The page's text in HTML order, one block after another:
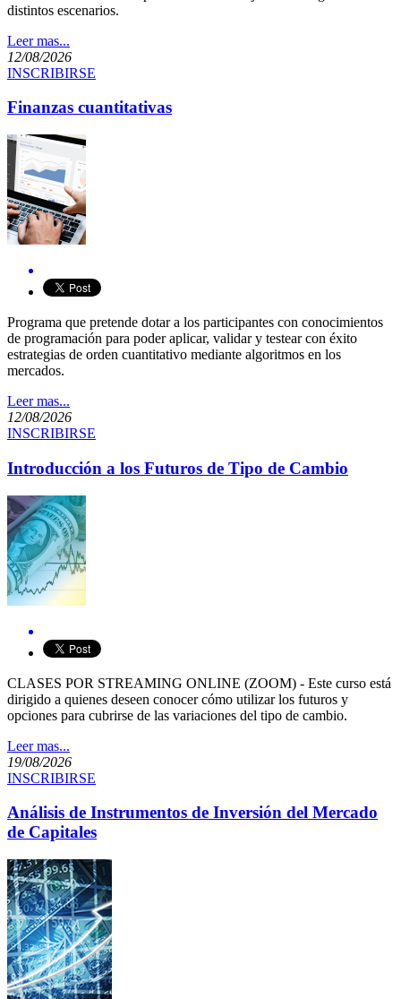
distintos escenarios.​​
Leer mas...
12/08/2026
INSCRIBIRSE
Finanzas cuantitativas
Programa que pretende dotar a los participantes con conocimientos
de programación para poder aplicar, validar y testear con éxito
estrategias de orden cuantitativo mediante algoritmos en los
mercados.​​
Leer mas...
12/08/2026
INSCRIBIRSE
Introducción a los Futuros de Tipo de Cambio
CLASES POR STREAMING ONLINE (ZOOM) - Este curso está
dirigido a quienes deseen conocer cómo utilizar los futuros y
opciones para cubrirse de las variaciones del tipo de cambio.
Leer mas...
19/08/2026
INSCRIBIRSE
Análisis de Instrumentos de Inversión del Mercado
de Capitales